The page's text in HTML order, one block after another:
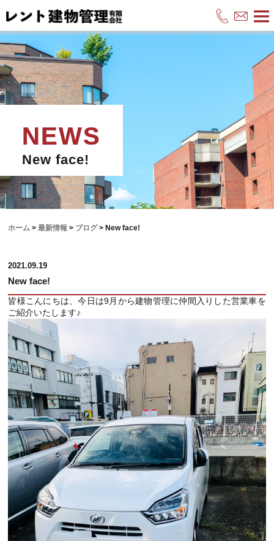
New face!
ホーム >最新情報 > ブログ>New face!
2021.09.19
New face!
皆様こんにちは、今日は9月から建物管理に仲間入りした営業車を
ご紹介いたします♪